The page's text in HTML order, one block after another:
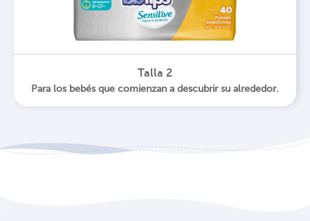
Talla 2
Para los bebés que comienzan a descubrir su alrededor.